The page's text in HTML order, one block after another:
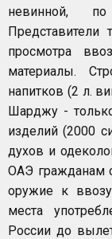
невинной,
просмотра
материалы.
напитков (2 л.
Шарджу -
изделий (2000
духов и
ОАЭ гражданам
оружие к
места
России до